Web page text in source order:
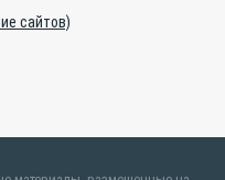
сайтов)